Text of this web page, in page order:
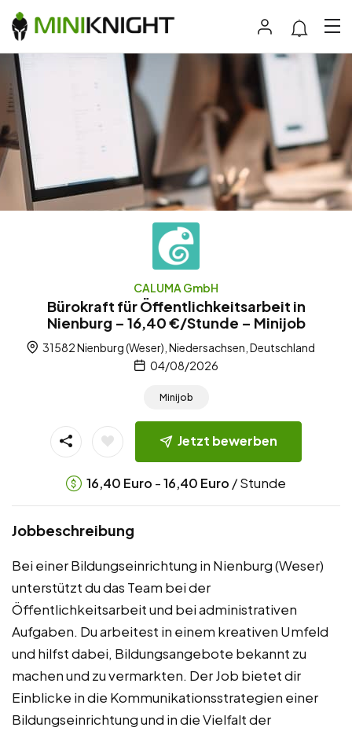
CALUMA GmbH
Bürokraft für Öffentlichkeitsarbeit in
Nienburg – 16,40 €/Stunde – Minijob
31582 Nienburg (Weser), Niedersachsen, Deutschland
04/08/2026
Minijob
Jetzt bewerben
16,40 Euro -16,40 Euro / Stunde
Jobbeschreibung
Bei einer Bildungseinrichtung in Nienburg (Weser)
unterstützt du das Team bei der
Öffentlichkeitsarbeit und bei administrativen
Aufgaben. Du arbeitest in einem kreativen Umfeld
und hilfst dabei, Bildungsangebote bekannt zu
machen und zu vermarkten. Der Job bietet dir
Einblicke in die Kommunikationsstrategien einer
Bildungseinrichtung und in die Vielfalt der